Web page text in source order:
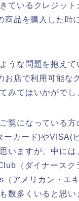
ているクレジット
商品を購入した時
うな問題を抱えて
お店で利用可能な
みてはいかがでし
覧になっている方
ーカード)やVISA(
いますが、中に
（ダイナースク
アメリカン・エ
数多くいると思い